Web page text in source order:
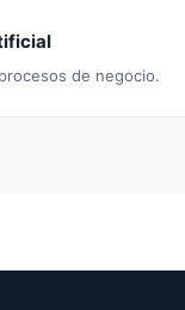
de negocio.